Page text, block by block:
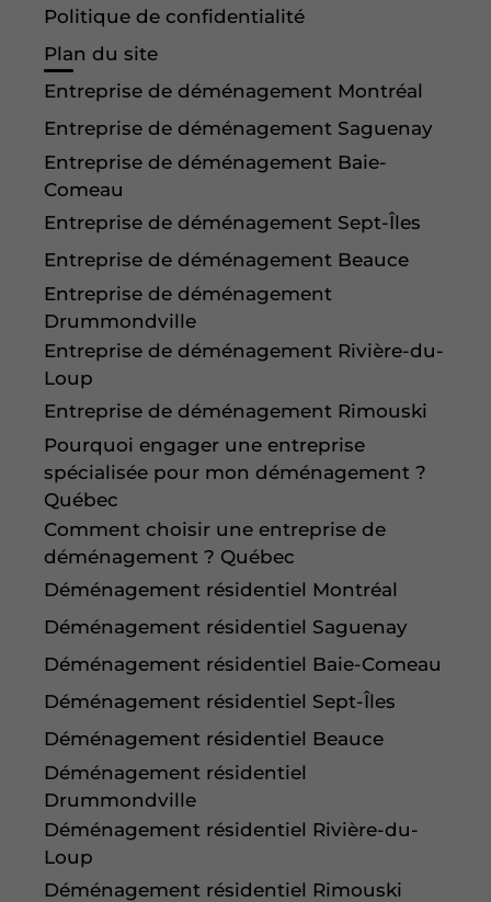
Politique de confidentialité
Plan du site
Entreprise de déménagement Montréal
Entreprise de déménagement Saguenay
Entreprise de déménagement Baie-
Comeau
Entreprise de déménagement Sept-Îles
Entreprise de déménagement Beauce
Entreprise de déménagement
Drummondville
Entreprise de déménagement Rivière-du-
Loup
Entreprise de déménagement Rimouski
Pourquoi engager une entreprise
spécialisée pour mon déménagement ?
Québec
Comment choisir une entreprise de
déménagement ? Québec
Déménagement résidentiel Montréal
Déménagement résidentiel Saguenay
Déménagement résidentiel Baie-Comeau
Déménagement résidentiel Sept-Îles
Déménagement résidentiel Beauce
Déménagement résidentiel
Drummondville
Déménagement résidentiel Rivière-du-
Loup
Déménagement résidentiel Rimouski